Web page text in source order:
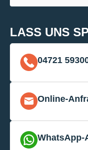
LASS UNS
04721
Online-
WhatsApp-